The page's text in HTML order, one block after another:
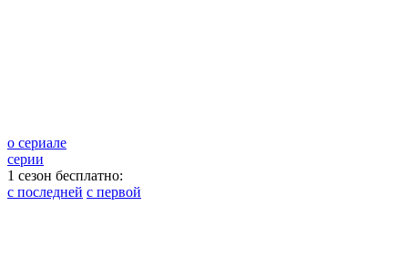
о сериале
серии
1 сезон бесплатно:
с последней с первой